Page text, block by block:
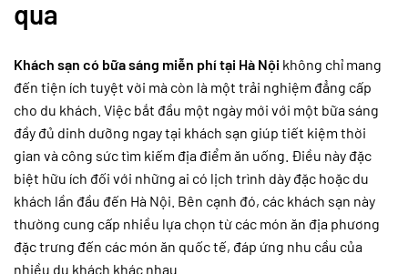
qua
Khách sạn có bữa sáng miễn phí tại Hà Nội không chỉ mang
đến tiện ích tuyệt vời mà còn là một trải nghiệm đẳng cấp
cho du khách. Việc bắt đầu một ngày mới với một bữa sáng
đầy đủ dinh dưỡng ngay tại khách sạn giúp tiết kiệm thời
gian và công sức tìm kiếm địa điểm ăn uống. Điều này đặc
biệt hữu ích đối với những ai có lịch trình dày đặc hoặc du
khách lần đầu đến Hà Nội. Bên cạnh đó, các khách sạn này
thường cung cấp nhiều lựa chọn từ các món ăn địa phương
đặc trưng đến các món ăn quốc tế, đáp ứng nhu cầu của
nhiều du khách khác nhau.